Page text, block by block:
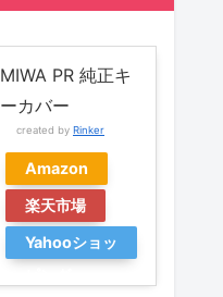
MIWA PR 純正キ
ーカバー
created by Rinker
Amazon
楽天市場
Yahooショッ